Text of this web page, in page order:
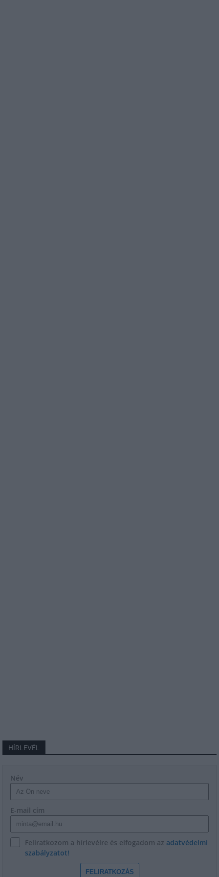
HÍRLEVÉL
Név
E-mail cím
Feliratkozom a hírlevélre és elfogadom az adatvédelmi
szabályzatot!
FELIRATKOZÁS